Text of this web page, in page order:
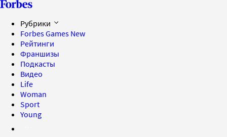
Рубрики
Forbes Games New
Рейтинги
Франшизы
Подкасты
Видео
Life
Woman
Sport
Young